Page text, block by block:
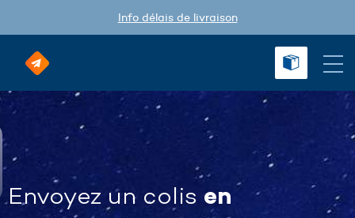
Info délais de livraison
Envoyez un colis en